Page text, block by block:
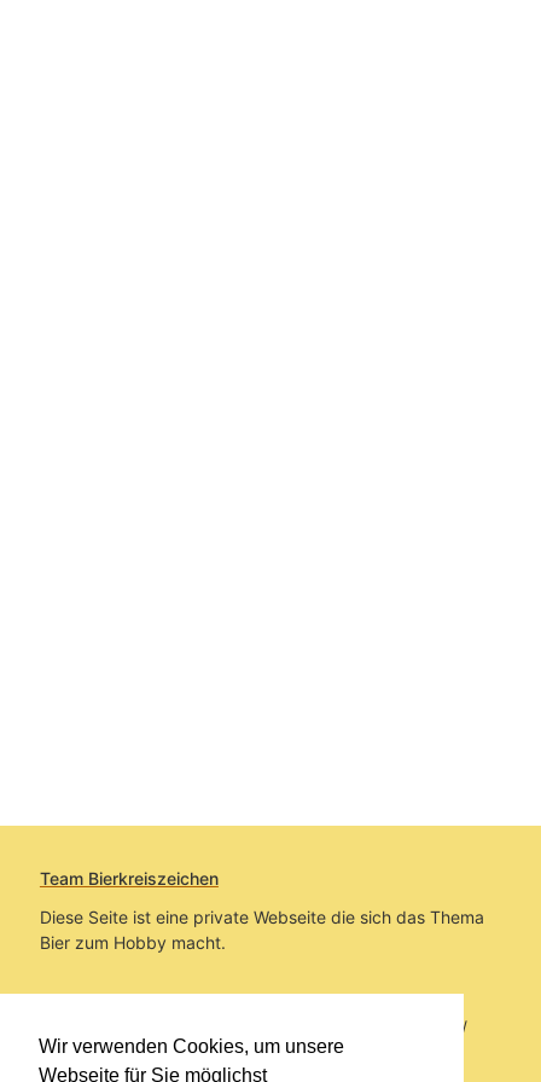
Wir verwenden Cookies, um unsere
Webseite für Sie möglichst
Team Bierkreiszeichen
Diese Seite ist eine private Webseite die sich das Thema
Bier zum Hobby macht.
Sie befinden sich auf https://www.bierkreiszeichen.at/
im Pfad:Bierkreiszeichen/Gesammelte Biere